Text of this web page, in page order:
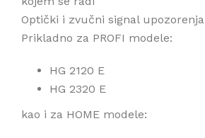
Optički i zvučni signal upozorenja
Prikladno za PROFI modele:
HG 2120 E
HG 2320 E
kao i za HOME modele: